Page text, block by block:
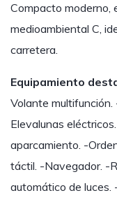
Compacto moderno,
medioambiental C,
carretera.
Equipamiento
Volante
Elevalunas
aparcamiento. -
táctil. -Navegador. -
automático de luces.